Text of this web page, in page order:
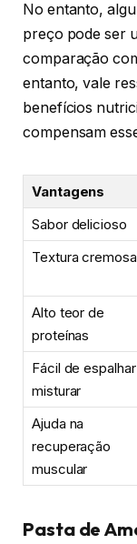
No entanto,
preço pode ser
comparação
entanto, vale
benefícios
compensam
Vantagens
Sabor delicioso
Textura cremosa
Alto teor de
proteínas
Fácil de
misturar
Ajuda na
recuperação
muscular
Pasta de